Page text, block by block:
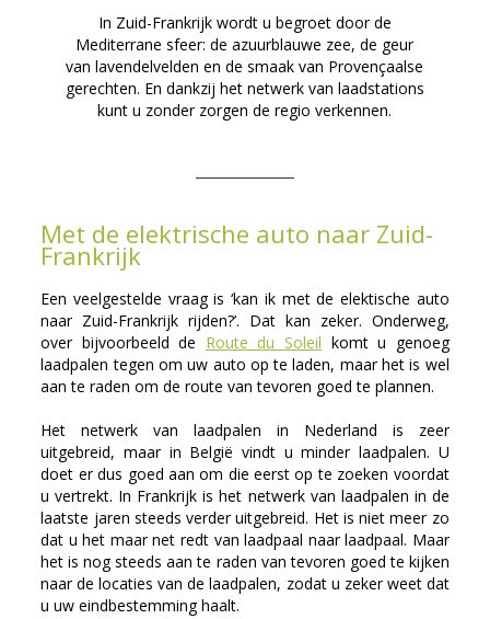
In Zuid-Frankrijk wordt u begroet door de
Mediterrane sfeer: de azuurblauwe zee, de geur
van lavendelvelden en de smaak van Provençaalse
gerechten. En dankzij het netwerk van laadstations
kunt u zonder zorgen de regio verkennen.
Met de elektrische auto naar Zuid-
Frankrijk
Een veelgestelde vraag is ‘kan ik met de elektische auto
naar Zuid-Frankrijk rijden?’. Dat kan zeker. Onderweg,
over bijvoorbeeld de Route du Soleil komt u genoeg
laadpalen tegen om uw auto op te laden, maar het is wel
aan te raden om de route van tevoren goed te plannen.
Het netwerk van laadpalen in Nederland is zeer
uitgebreid, maar in België vindt u minder laadpalen. U
doet er dus goed aan om die eerst op te zoeken voordat
u vertrekt. In Frankrijk is het netwerk van laadpalen in de
laatste jaren steeds verder uitgebreid. Het is niet meer zo
dat u het maar net redt van laadpaal naar laadpaal. Maar
het is nog steeds aan te raden van tevoren goed te kijken
naar de locaties van de laadpalen, zodat u zeker weet dat
u uw eindbestemming haalt.